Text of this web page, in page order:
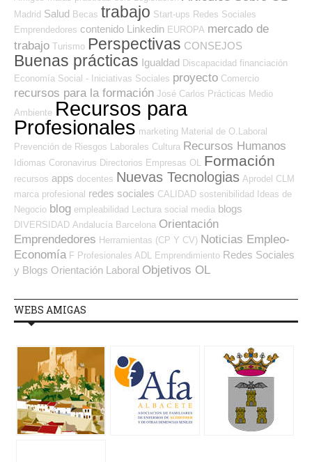
Madrid Salud Becas trabajo Start-ups Redes Sociales
Emprendedores contenido Linkedin EUROPA mercado de
trabajo Turismo Perspectivas CONSEJOS
Buenas prácticas Igualdad Discapacidad financiación
Economía Social - Iniciativas Sociales proyecto Comercio
recursos para la formación José Carlos Prácticas Medio
Ambiente Recursos para
Profesionales marketing Material de O.Laboral
Prevención de Riesgos Laborales Cultura Recursos Humanos
Idiomas Coronavirus Directorios Empresas OL Formación
recursos apps docentes Nuevas Tecnologias Aprodel CLM
marca profesional redes sociales CALIDAD sostenibilidad
Ideas de
Negocio blog empleabilidad Lectura social media blogs
DIVERSIDAD Andalucía Barcelona Orientación
Emprendedores Herramientas (CP Y CV) Noticias Empleo-
Economía F Profesionales ADL Emprendimiento Redes Sociales
y Blogs Orientación Laboral Objetivos OL
WEBS AMIGAS